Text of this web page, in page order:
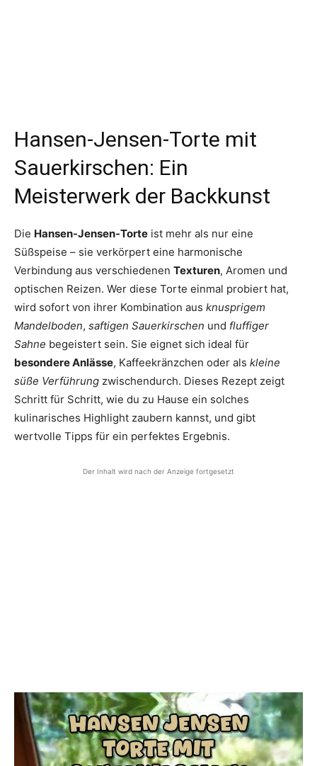
Hansen-Jensen-Torte mit
Sauerkirschen: Ein
Meisterwerk der Backkunst
Die Hansen-Jensen-Torte ist mehr als nur eine
Süßspeise – sie verkörpert eine harmonische
Verbindung aus verschiedenen Texturen, Aromen und
optischen Reizen. Wer diese Torte einmal probiert hat,
wird sofort von ihrer Kombination aus knusprigem
Mandelboden, saftigen Sauerkirschen und fluffiger
Sahne begeistert sein. Sie eignet sich ideal für
besondere Anlässe, Kaffeekränzchen oder als kleine
süße Verführung zwischendurch. Dieses Rezept zeigt
Schritt für Schritt, wie du zu Hause ein solches
kulinarisches Highlight zaubern kannst, und gibt
wertvolle Tipps für ein perfektes Ergebnis.
Der Inhalt wird nach der Anzeige fortgesetzt